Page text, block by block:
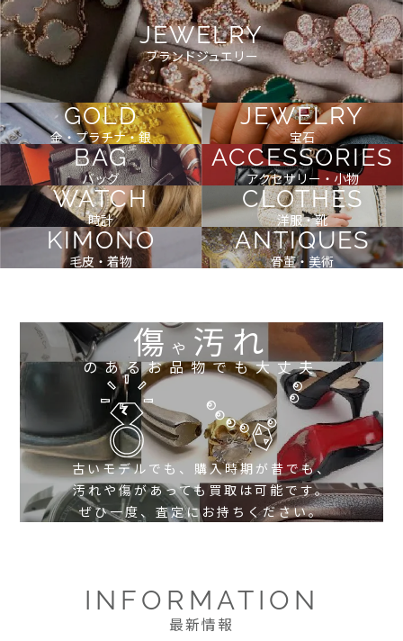
JEWELRY
ブランドジュエリー
GOLD
金・プラチナ・銀
JEWELRY
宝石
BAG
バッグ
ACCESSORIES
アクセサリー・小物
WATCH
時計
CLOTHES
洋服・靴
KIMONO
毛皮・着物
ANTIQUES
骨董・美術
傷や 汚れ
のあるお品物でも大丈夫
古いモデルでも、購入時期が昔でも、
汚れや傷があっても買取は可能です。
ぜひ一度、査定にお持ちください。
INFORMATION
最新情報